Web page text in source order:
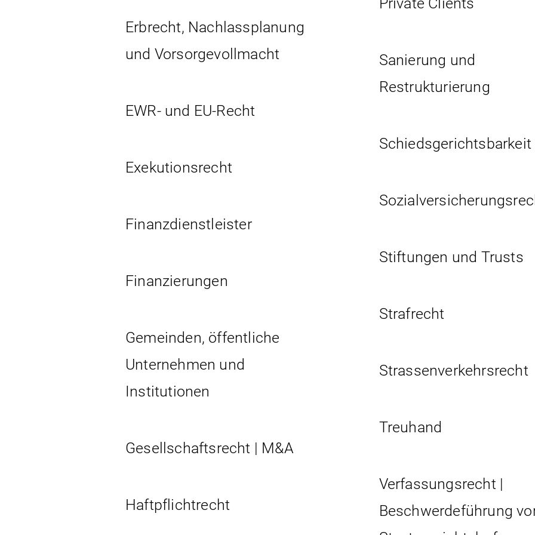
Erbrecht, Nachlassplanung
und Vorsorgevollmacht
EWR- und EU-Recht
Exekutionsrecht
Finanzdienstleister
Finanzierungen
Gemeinden, öffentliche
Unternehmen und
Institutionen
Gesellschaftsrecht | M&A
Haftpflichtrecht
Private Clients
Sanierung und
Restrukturierung
Schiedsgerichtsbarkeit
Stiftungen und Trusts
Strafrecht
Strassen­verkehrs­recht
Treuhand
Verfassungsrecht |
Beschwerdeführung